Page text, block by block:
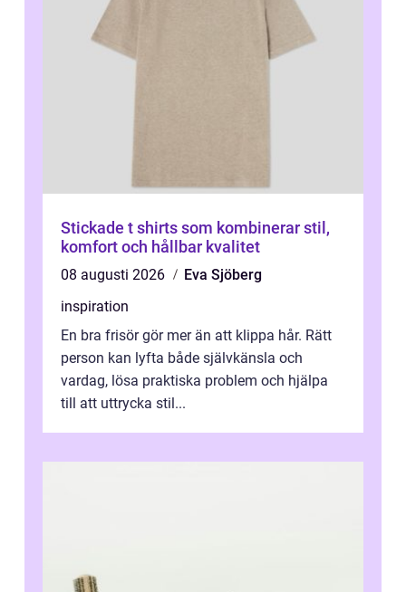
Stickade t shirts som kombinerar stil,
komfort och hållbar kvalitet
08 augusti 2026
Eva Sjöberg
inspiration
En bra frisör gör mer än att klippa hår. Rätt
person kan lyfta både självkänsla och
vardag, lösa praktiska problem och hjälpa
till att uttrycka stil...